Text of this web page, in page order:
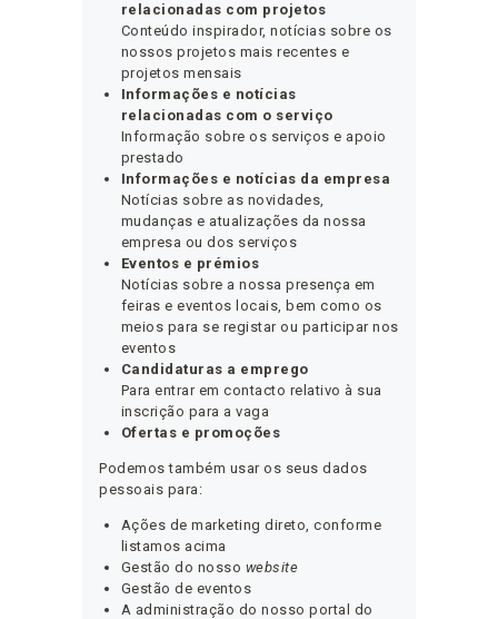
relacionadas com projetos
Conteúdo inspirador, notícias sobre os
nossos projetos mais recentes e
projetos mensais
Informações e notícias
relacionadas com o serviço
Informação sobre os serviços e apoio
prestado
Informações e notícias da empresa
Notícias sobre as novidades,
mudanças e atualizações da nossa
empresa ou dos serviços
Eventos e prémios
Notícias sobre a nossa presença em
feiras e eventos locais, bem como os
meios para se registar ou participar nos
eventos
Candidaturas a emprego
Para entrar em contacto relativo à sua
inscrição para a vaga
Ofertas e promoções
Podemos também usar os seus dados
pessoais para:
Ações de marketing direto, conforme
listamos acima
Gestão do nosso website
Gestão de eventos
A administração do nosso portal do